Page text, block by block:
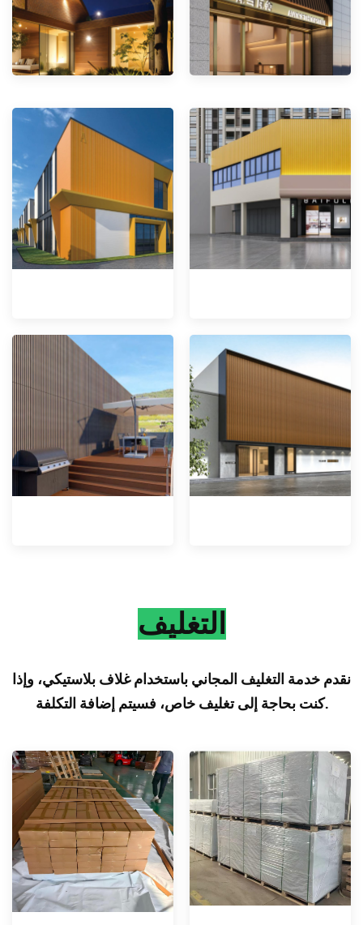
التغليف
نقدم خدمة التغليف المجاني باستخدام غلاف بلاستيكي، وإذا
كنت بحاجة إلى تغليف خاص، فسيتم إضافة التكلفة.